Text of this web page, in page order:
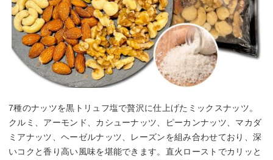
7種のナッツを黒トリュフ塩で贅沢に仕上げたミックスナッツ。
クルミ、アーモンド、カシューナッツ、ピーカンナッツ、マカダ
ミアナッツ、ヘーゼルナッツ、レーズンを組み合わせており、深
いコクと香り高い風味を堪能できます。直火ローストでカリッと